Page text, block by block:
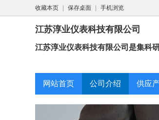
收藏本页 保存桌面 手机浏览
江苏淳业仪表科技有限公司
江苏淳业仪表科技有限公司是集科
网站首页 公司介绍 供应